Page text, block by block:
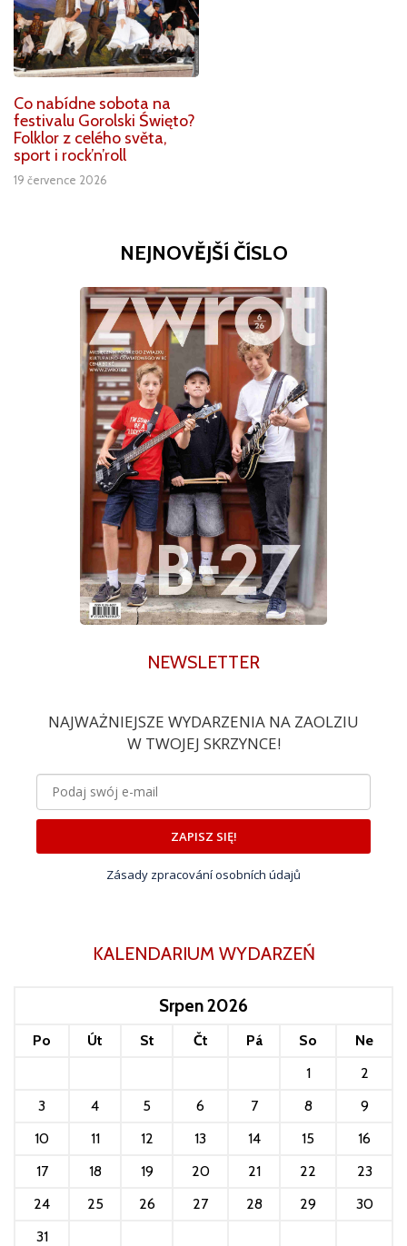
Co nabídne sobota na
festivalu Gorolski Święto?
Folklor z celého světa,
sport i rock’n’roll
19 července 2026
NEJNOVĚJŠÍ ČÍSLO
NEWSLETTER
NAJWAŻNIEJSZE WYDARZENIA NA ZAOLZIU
W TWOJEJ SKRZYNCE!
ZAPISZ SIĘ!
Zásady zpracování osobních údajů
KALENDARIUM WYDARZEŃ
Srpen 2026
Po Út St Čt Pá So
Ne
1
2
3
4 5 6 7 8
9
10
11 12 13 14 15
16
17
18 19 20 21 22
23
24
25 26 27 28 29
30
31